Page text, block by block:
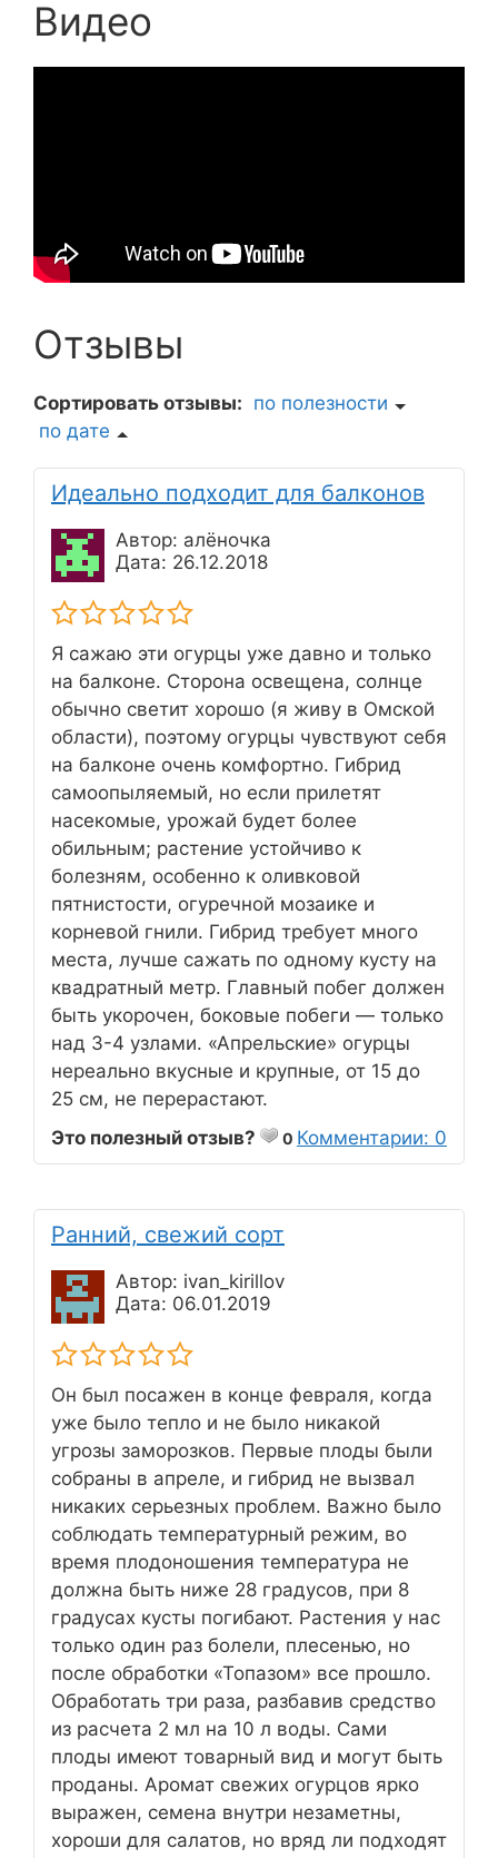
Видео
Отзывы
Сортировать отзывы: по полезности
по дате
Идеально подходит для балконов
Автор: алёночка
Дата: 26.12.2018
Я сажаю эти огурцы уже давно и только
на балконе. Сторона освещена, солнце
обычно светит хорошо (я живу в Омской
области), поэтому огурцы чувствуют себя
на балконе очень комфортно. Гибрид
самоопыляемый, но если прилетят
насекомые, урожай будет более
обильным; растение устойчиво к
болезням, особенно к оливковой
пятнистости, огуречной мозаике и
корневой гнили. Гибрид требует много
места, лучше сажать по одному кусту на
квадратный метр. Главный побег должен
быть укорочен, боковые побеги — только
над 3-4 узлами. «Апрельские» огурцы
нереально вкусные и крупные, от 15 до
25 см, не перерастают.
Это полезный отзыв?
0 Комментарии: 0
Ранний, свежий сорт
Автор: ivan_kirillov
Дата: 06.01.2019
Он был посажен в конце февраля, когда
уже было тепло и не было никакой
угрозы заморозков. Первые плоды были
собраны в апреле, и гибрид не вызвал
никаких серьезных проблем. Важно было
соблюдать температурный режим, во
время плодоношения температура не
должна быть ниже 28 градусов, при 8
градусах кусты погибают. Растения у нас
только один раз болели, плесенью, но
после обработки «Топазом» все прошло.
Обработать три раза, разбавив средство
из расчета 2 мл на 10 л воды. Сами
плоды имеют товарный вид и могут быть
проданы. Аромат свежих огурцов ярко
выражен, семена внутри незаметны,
хороши для салатов, но вряд ли подходят